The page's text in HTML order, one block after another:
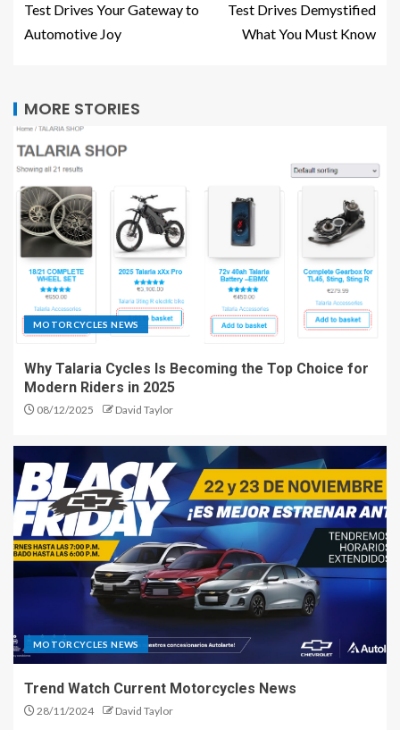
Test Drives Your Gateway to
Automotive Joy
Test Drives Demystified
What You Must Know
MORE STORIES
MOTORCYCLES NEWS
Why Talaria Cycles Is Becoming the Top Choice for
Modern Riders in 2025
08/12/2025 David Taylor
MOTORCYCLES NEWS
Trend Watch Current Motorcycles News
28/11/2024 David Taylor